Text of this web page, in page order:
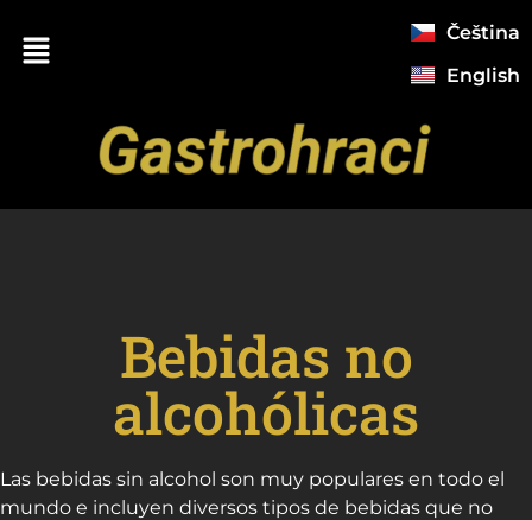
Čeština
English
Bebidas no
alcohólicas
Las bebidas sin alcohol son muy populares en todo el
mundo e incluyen diversos tipos de bebidas que no